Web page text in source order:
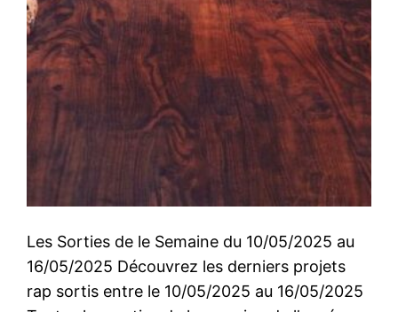
Les Sorties de le Semaine du 10/05/2025 au
16/05/2025 Découvrez les derniers projets
rap sortis entre le 10/05/2025 au 16/05/2025